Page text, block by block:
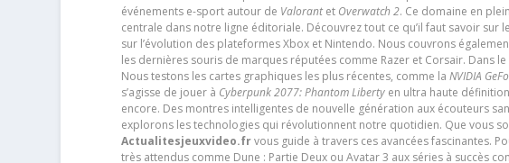
événements e-sport autour de Valorantet Overwatch 2. Ce domaine en
centrale dans notre ligne éditoriale. Découvrez tout ce qu’il faut savoir
sur l’évolution des plateformes Xbox et Nintendo. Nous couvrons
les dernières souris de marques réputées comme Razer et Corsair. Dans
Nous testons les cartes graphiques les plus récentes, comme la NVIDIA
s’agisse de jouer à Cyberpunk 2077: Phantom Libertyen ultra haute
encore. Des montres intelligentes de nouvelle génération aux écouteurs
explorons les technologies qui révolutionnent notre quotidien. Que vous
Actualitesjeuxvideo.frvous guide à travers ces avancées fascinantes.
très attendus comme Dune : Partie Deux ou Avatar 3 aux séries à succès